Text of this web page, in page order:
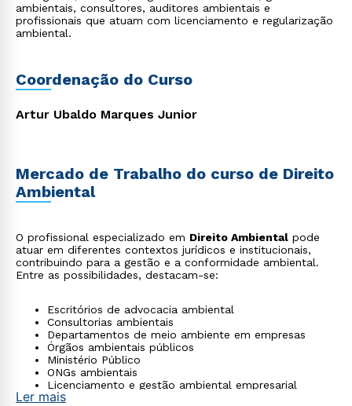
ambientais, consultores, auditores ambientais e
profissionais que atuam com licenciamento e regularização
ambiental.
Coordenação do Curso
Artur Ubaldo Marques Junior
Mercado de Trabalho do curso de Direito
Ambiental
O profissional especializado em Direito Ambiental pode
atuar em diferentes contextos jurídicos e institucionais,
contribuindo para a gestão e a conformidade ambiental.
Entre as possibilidades, destacam-se:
Escritórios de advocacia ambiental
Consultorias ambientais
Departamentos de meio ambiente em empresas
Órgãos ambientais públicos
Ministério Público
ONGs ambientais
Licenciamento e gestão ambiental empresarial
Ler mais